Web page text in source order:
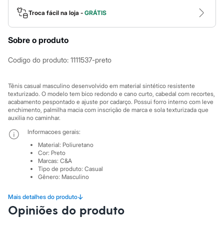
Chinelos
Rasteirinhas
Sandálias
Sapatilhas
Marcas
City
Mindset
Sawary
Yessica
Moda esportiva
Acessórios
Blusas
Calçados
Leggings
Shorts e Bermudas
Moda íntima
Calcinhas
Cintas e Modeladores
Meias
Pijamas
Sutiãs e Tops
Troca fácil na loja - GRÁTIS
Sobre o produto
Codigo do produto: 1111537-preto
Tênis casual masculino desenvolvido em material sintético resistente
texturizado. O modelo tem bico redondo e cano curto, cabedal com recortes,
acabamento pespontado e ajuste por cadarço. Possui forro interno com leve
enchimento, palmilha macia com inscrição de marca e sola texturizada que
auxilia no caminhar.
Mais detalhes do produto↓
Informacoes gerais:
Material: Poliuretano
Cor: Preto
Marcas: C&A
Tipo de produto: Casual
Gênero: Masculino
Opiniões do produto